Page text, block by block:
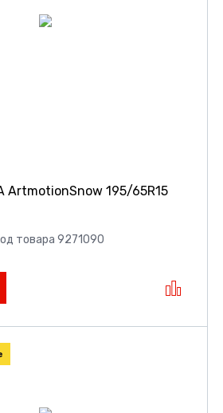
ArtmotionSnow 195/65R15
товара 9271090